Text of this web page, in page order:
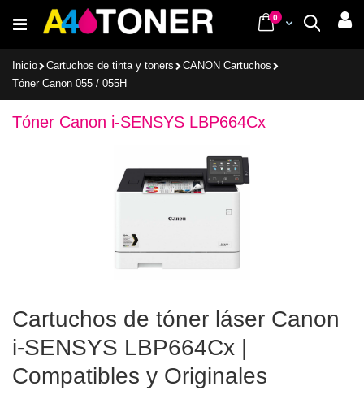
al
Buscar
Cart
0items
Inicio Cartuchos de tinta y toners
CANON Cartuchos
Tóner Canon 055 / 055H
Tóner Canon i-SENSYS LBP664Cx
Cartuchos de tóner láser Canon
i-SENSYS LBP664Cx |
Compatibles y Originales